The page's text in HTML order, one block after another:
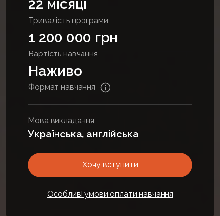
22 місяці
Тривалість програми
1 200 000 грн
Вартість навчання
Наживо
Формат навчання
Мова викладання
Українська, англійська
Хочу вступити
Особливі умови оплати навчання